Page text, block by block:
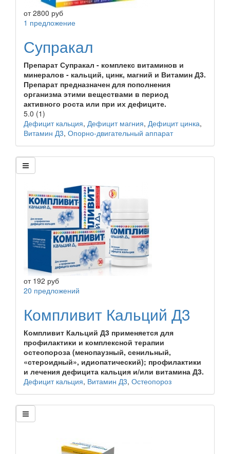
от2800 руб
1 предложение
Супракал
Препарат Супракал - комплекс витаминов и
минералов - кальций, цинк, магний и Витамин Д3.
Препарат предназначен для пополнения
организма этими веществами в период
активного роста или при их дефиците.
5.0 (1)
Дефицит кальция, Дефицит магния, Дефицит цинка,
Витамин Д3, Опорно-двигательный аппарат
от 192 руб
20 предложений
Компливит Кальций Д3
Компливит Кальций Д3 применяется для
профилактики и комплексной терапии
остеопороза (менопаузный, сенильный,
«стероидный», идиопатический); профилактики
и лечения дефицита кальция и/или витамина Д3.
Дефицит кальция, Витамин Д3, Остеопороз